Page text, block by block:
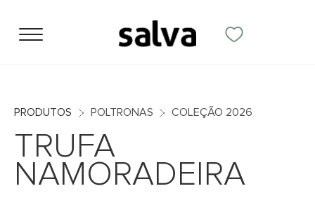
PRODUTOS POLTRONAS COLEÇÃO 2026
TRUFA
NAMORADEIRA